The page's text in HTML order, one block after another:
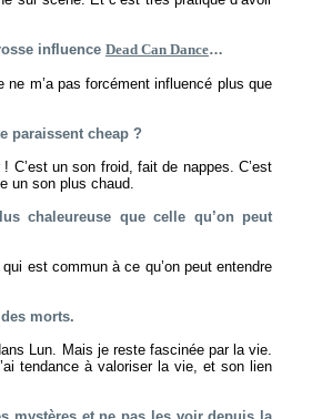
influence Dead Can Dance…
m’a pas forcément influencé plus que
paraissent cheap ?
C’est un son froid, fait de nappes. C’est
un son plus chaud.
chaleureuse que celle qu’on peut
qui est commun à ce qu’on peut entendre
morts.
Lun. Mais je reste fascinée par la vie.
tendance à valoriser la vie, et son lien